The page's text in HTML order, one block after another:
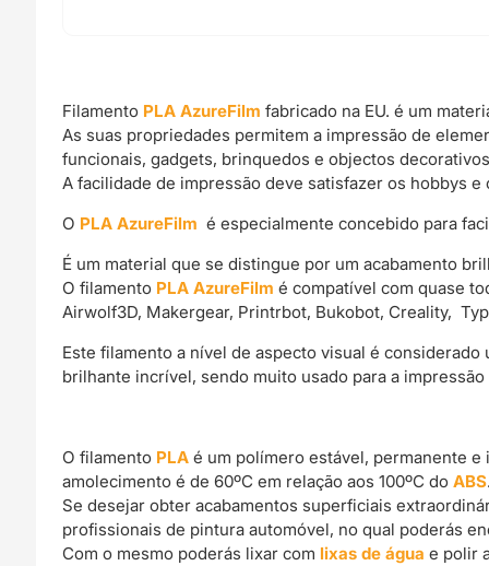
Filamento PLA AzureFilmfabricado na EU. é um
As suas propriedades permitem a impressão de
funcionais, gadgets, brinquedos e objectos
A facilidade de impressão deve satisfazer os hobbys
O PLA AzureFilm é especialmente concebido para
É um material que se distingue por um acabamento
O filamento PLA AzureFilmé compatível com quase
Airwolf3D, Makergear, Printrbot, Bukobot, Creality,
Este filamento a nível de aspecto visual é
brilhante incrível, sendo muito usado para a
O filamento PLA é um polímero estável, permanente
amolecimento é de 60ºC em relação aos 100ºC doABS
Se desejar obter acabamentos superficiais
profissionais de pintura automóvel, no qual poderás
Com o mesmo poderás lixar com lixas de água e polir